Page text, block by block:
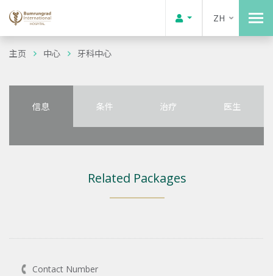
ZH
主页 中心 牙科中心
信息 条件 治疗 医生
Related Packages
Contact Number